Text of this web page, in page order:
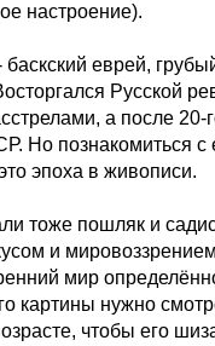
настроение).
еврей,
Русской
а после 20-
Но познакомиться с
эпоха в живописи.
тоже пошляк и
и
мир
картины нужно
чтобы его